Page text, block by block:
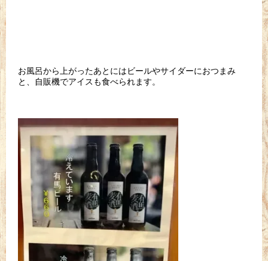
お風呂から上がったあとにはビールやサイダーにおつまみ
と、自販機でアイスも食べられます。